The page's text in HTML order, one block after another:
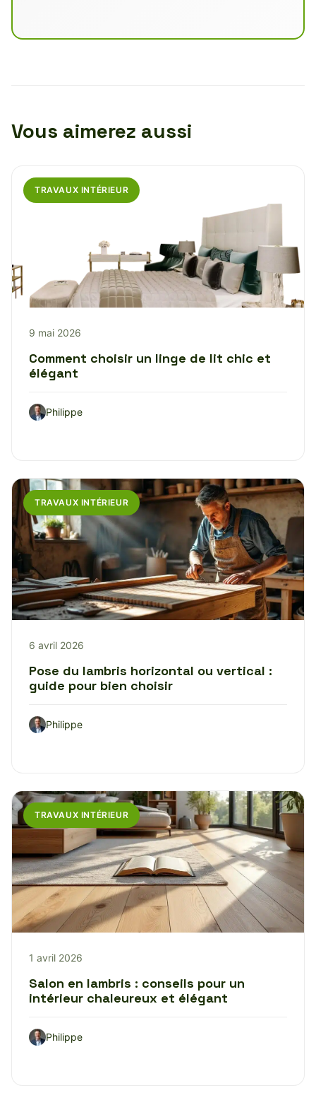
Vous aimerez aussi
TRAVAUX INTÉRIEUR
9 mai 2026
Comment choisir un linge de lit chic et
élégant
Philippe
TRAVAUX INTÉRIEUR
6 avril 2026
Pose du lambris horizontal ou vertical :
guide pour bien choisir
Philippe
TRAVAUX INTÉRIEUR
1 avril 2026
Salon en lambris : conseils pour un
intérieur chaleureux et élégant
Philippe